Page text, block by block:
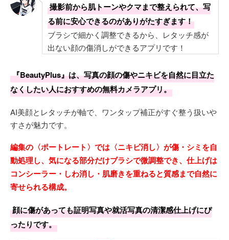
撮影前から肌トーンやクマまで整えられて、写
る前に安心できるのがありがたすぎます！
ブラシで細かく調整できるから、レタッチ感が
出ない顔の傷消しができるアプリです！
『BeautyPlus』は、写真の顔の傷やニキビを自然に目立た
なくしたい人におすすめの無料カメラアプリ。
AI美顔とレタッチが軸で、ワンタップ補正がすぐ整う扱いや
すさが魅力です。
編集の〈ポートレート〉では〈ニキビ消し〉が傷・シミを自
動処理し、気になる部分だけブラシで微調整でき、仕上げは
コンシーラー・しわ消し・肌磨きを重ねると質感まで自然に
寄せられる構成。
顔に傷があっても証明写真や就活写真の清潔感仕上げにぴ
ったりです。